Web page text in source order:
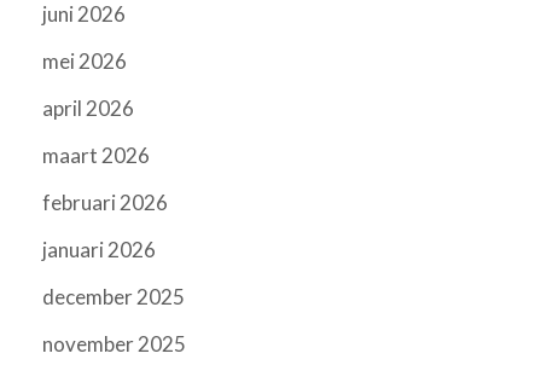
juni 2026
mei 2026
april 2026
maart 2026
februari 2026
januari 2026
december 2025
november 2025